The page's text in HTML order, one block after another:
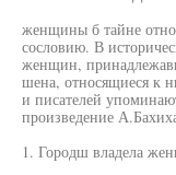
женщины б тайне
сословию. В
женщин,
шена, относящиеся к
и писателей
произведение
1. Городш владела